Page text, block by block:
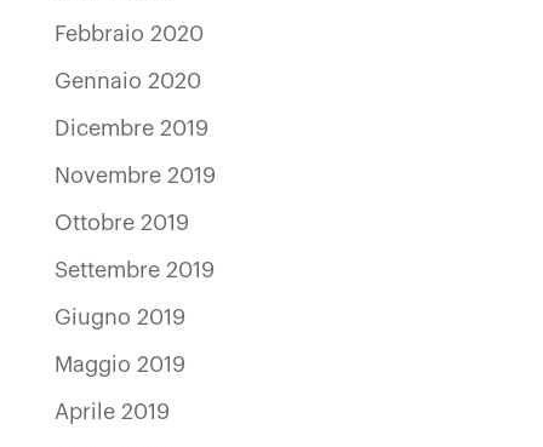
Febbraio 2020
Gennaio 2020
Dicembre 2019
Novembre 2019
Ottobre 2019
Settembre 2019
Giugno 2019
Maggio 2019
Aprile 2019